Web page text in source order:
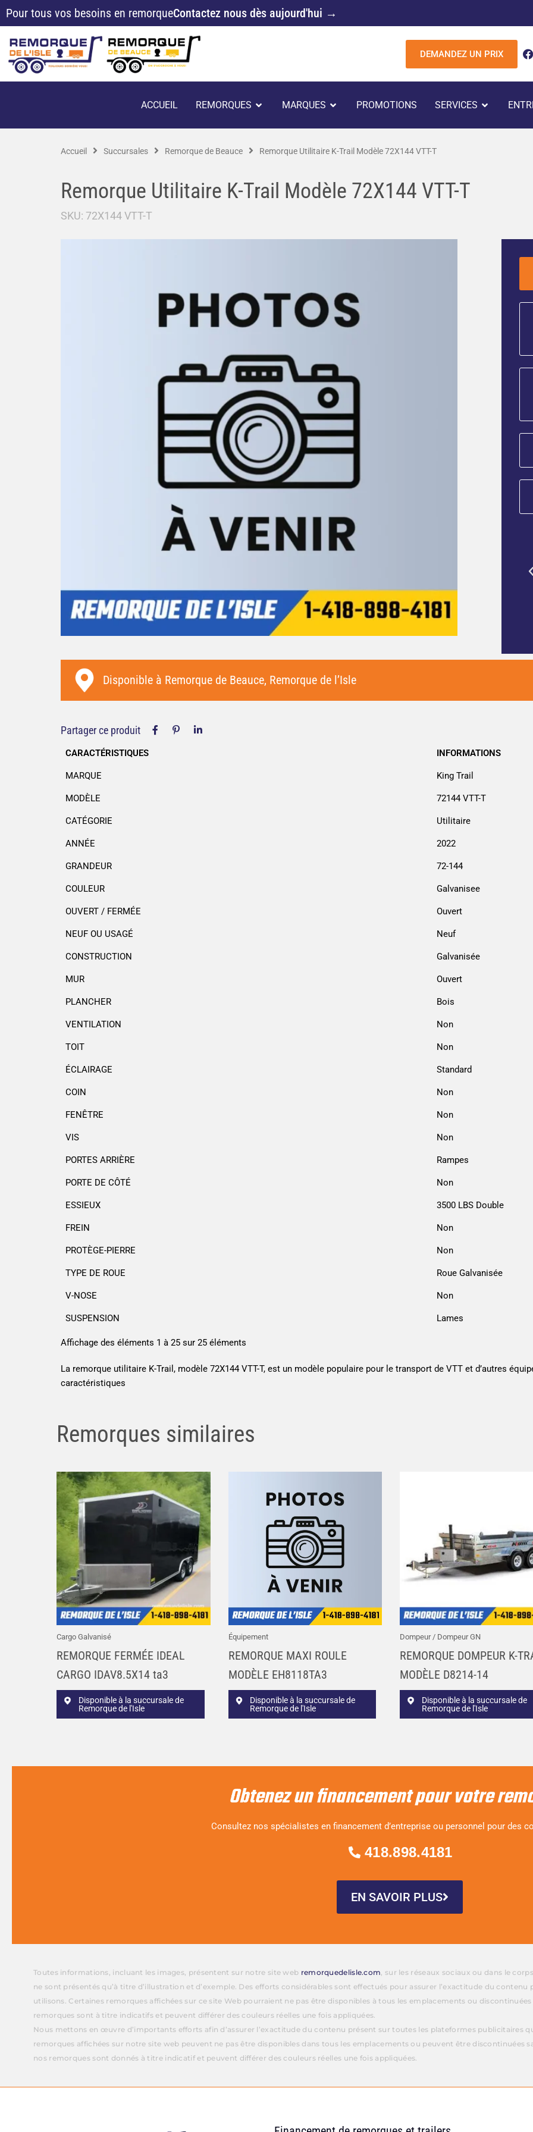
Aller
au
Pour tous vos besoins en remorqueContactez nous dès aujourd'hui →
DEMANDEZ UN PRIX
F
a
e
o
o
ACCUEIL REMORQUES OUVRIR REMORQUES
MARQUES OUVRIR MARQUES
PROMOTIONS SERVICES OUVRIR
Accueil Succursales Remorque de Beauce Remorque Utilitaire K-Trail Modèle 72X144 VTT-T
Remorque Utilitaire K-Trail Modèle 72X144 VTT-T
SKU: 72X144 VTT-T
Merci à toute l'équipe de la Remorque de
Mon endroit préféré pour acheter une
Disponible à Remorque de Beauce, Remorque de l’Isle
Partager ce produit
CARACTÉRISTIQUES INFORMATIONS
MARQUE King Trail
MODÈLE 72144 VTT-T
CATÉGORIE Utilitaire
ANNÉE 2022
GRANDEUR 72-144
COULEUR Galvanisee
OUVERT / FERMÉE Ouvert
NEUF OU USAGÉ Neuf
CONSTRUCTION Galvanisée
MUR Ouvert
PLANCHER Bois
VENTILATION Non
TOIT Non
ÉCLAIRAGE Standard
COIN Non
FENÊTRE Non
VIS Non
PORTES ARRIÈRE Rampes
PORTE DE CÔTÉ Non
ESSIEUX 3500 LBS Double
FREIN Non
PROTÈGE-PIERRE Non
TYPE DE ROUE Roue Galvanisée
V-NOSE Non
SUSPENSION Lames
Affichage des éléments 1 à 25 sur 25 éléments
La remorque utilitaire K-Trail, modèle 72X144 VTT-T, est un modèle populaire pour le transport de VTT et d’autres
caractéristiques
Remorques similaires
Cargo Galvanisé
REMORQUE FERMÉE IDEAL
CARGO IDAV8.5X14 ta3
Disponible à la succursale de
Remorque de l'Isle
Équipement
REMORQUE MAXI ROULE
MODÈLE EH8118TA3
Disponible à la succursale de
Remorque de l'Isle
Dompeur / Dompeur GN
REMORQUE DOMPEUR K-
MODÈLE D8214-14
Disponible à la succursale de
Remorque de l'Isle
Obtenez un financement pour votre
Consultez nos spécialistes en financement d’entreprise ou personnel pour des
418.898.4181
EN SAVOIR PLUS
Toutes informations, incluant les images, présentent sur notre site web remorquedelisle.com, sur les réseaux sociaux ou dans le
ne sont présentés qu’à titre d’illustration et d’exemple. Des efforts considérables sont effectués pour assurer l’exactitude du
utilisons. Certaines remorques affichées sur ce site Web pourraient ne pas être disponibles à tous les emplacements ou
remorques sont à titre indicatifs et peuvent différer des couleurs réelles une fois appliquées.
Nous mettons en œuvre d’importants efforts afin d’assurer l’exactitude du contenu présent sur toutes les plateformes publicitaires
remorques affichées sur notre site web peuvent ne pas être disponibles dans tous les emplacements ou peuvent être discontinuées
nos remorques sont donnés à titre indicatif et peuvent différer des couleurs réelles une fois appliquées.